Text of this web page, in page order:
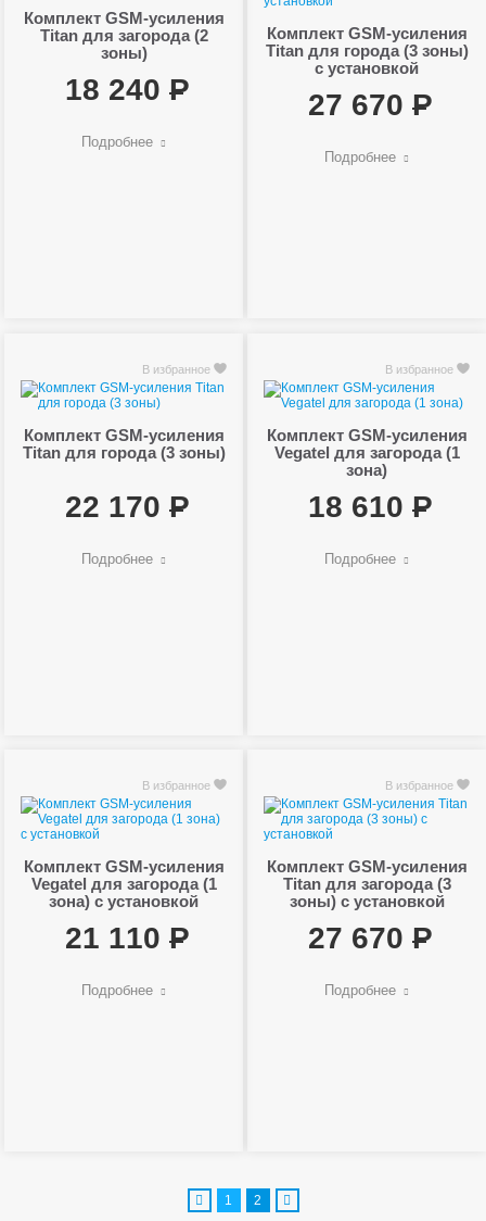
Комплект GSM-усиления
Titan для загорода (2
зоны)
18 240
Подробнее
Комплект GSM-усиления
Titan для города (3 зоны)
с установкой
27 670
Подробнее
В избранное
Комплект GSM-усиления
Titan для города (3 зоны)
22 170
Подробнее
В избранное
Комплект GSM-усиления
Vegatel для загорода (1
зона)
18 610
Подробнее
В избранное
Комплект GSM-усиления
Vegatel для загорода (1
зона) с установкой
21 110
Подробнее
В избранное
Комплект GSM-усиления
Titan для загорода (3
зоны) с установкой
27 670
Подробнее
1 2